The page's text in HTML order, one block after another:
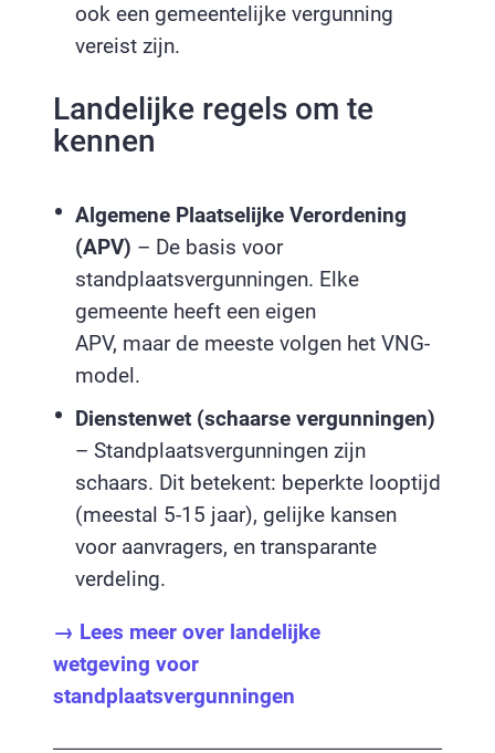
ook een gemeentelijke vergunning
vereist zijn.
Landelijke regels om te
kennen
Algemene Plaatselijke Verordening
(APV) – De basis voor
standplaatsvergunningen. Elke
gemeente heeft een eigen
APV, maar de meeste volgen het VNG-
model.
Dienstenwet (schaarse vergunningen)
– Standplaatsvergunningen zijn
schaars. Dit betekent: beperkte looptijd
(meestal 5-15 jaar), gelijke kansen
voor aanvragers, en transparante
verdeling.
→ Lees meer over landelijke
wetgeving voor
standplaatsvergunningen